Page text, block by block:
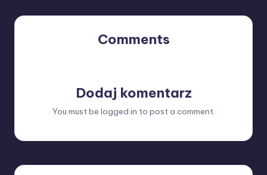
Comments
Dodaj komentarz
You must be logged in to post a comment.